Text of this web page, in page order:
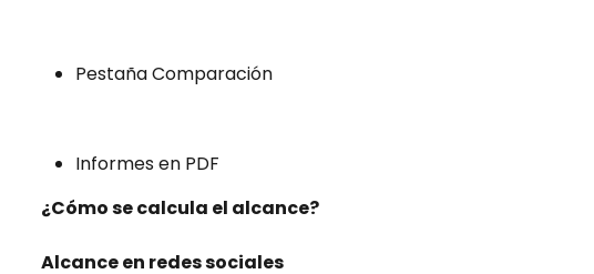
Pestaña Comparación
Informes en PDF
¿Cómo se calcula el alcance?
Alcance en redes sociales